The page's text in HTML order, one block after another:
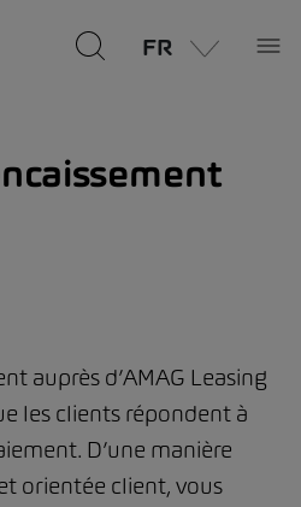
FR
auprès d’AMAG Leasing
les clients répondent à
D’une manière
orientée client, vous